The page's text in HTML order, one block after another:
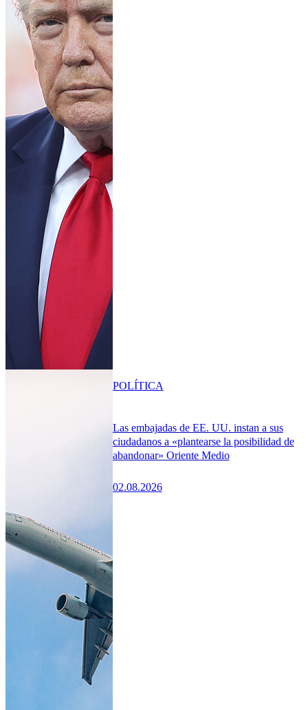
Las embajadas de EE. UU. instan a sus
ciudadanos a «plantearse la posibilidad de
abandonar» Oriente Medio
02.08.2026
POLÍTICA